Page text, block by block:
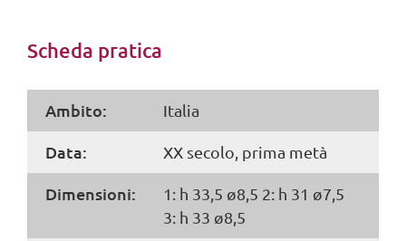
Scheda pratica
Ambito: Italia
Data: XX secolo, prima metà
Dimensioni:
1: h 33,5 ø8,5 2: h 31 ø7,5
3: h 33 ø8,5